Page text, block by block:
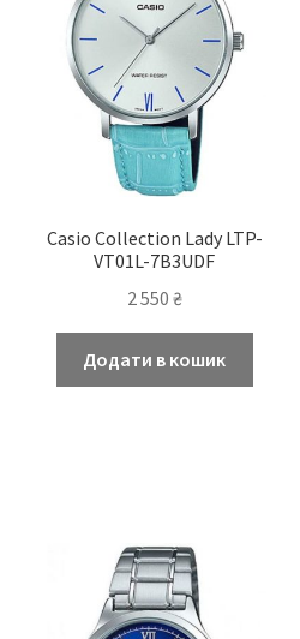
Casio Сollection Lady LTP-
VT01L-7B3UDF
2 550 ₴
Додати в кошик